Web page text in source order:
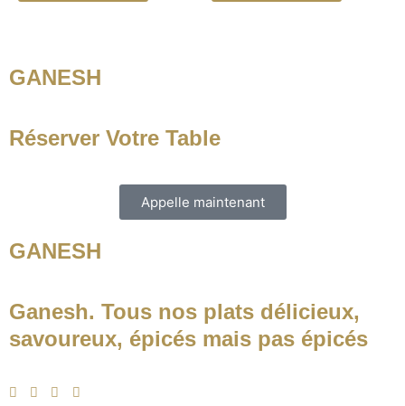
GANESH
Réserver Votre Table
Appelle maintenant
GANESH
Ganesh. Tous nos plats délicieux,
savoureux, épicés mais pas épicés